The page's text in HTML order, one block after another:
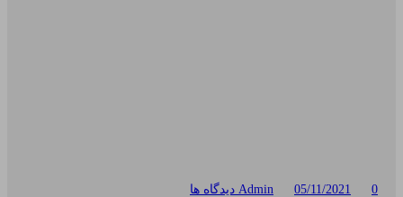
Admin 05/11/2021 0 دیدگاه ها